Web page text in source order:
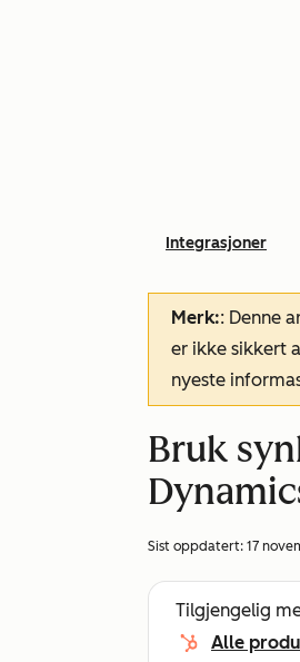
Integrasjoner
Merk:: Denne
er ikke sikkert
nyeste
Bruk
Sist oppdatert: 17
Tilgjengelig
Alle